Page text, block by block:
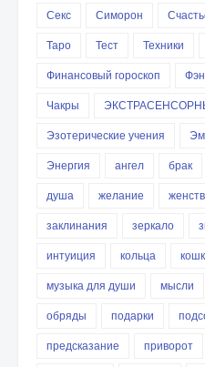
Секс
Симорон
Таро
Тест Техники
Финансовый гороскоп
Чакры
Эзотерические учения
Энергия
ангел брак
душа
желание
заклинания
зеркало
интуиция
кольца
музыка для души
мысли
обряды
подарки
предсказание
приворот